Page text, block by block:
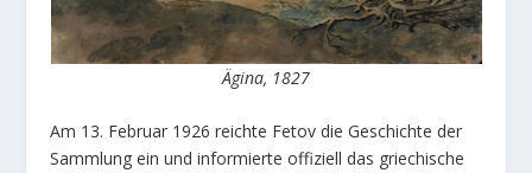
Ägina, 1827
Am 13. Februar 1926 reichte Fetov die Geschichte der
Sammlung ein und informierte offiziell das griechische